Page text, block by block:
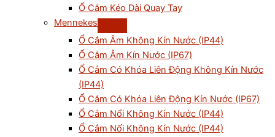
Ổ Cắm Kéo Dài Quay Tay
Mennekes
Ổ Cắm Âm Không Kín Nước (IP44)
Ổ Cắm Âm Kín Nước (IP67)
Ổ Cắm Có Khóa Liên Động Không Kín Nước
(IP44)
Ổ Cắm Có Khóa Liên Động Kín Nước (IP67)
Ổ Cắm Nổi Không Kín Nước (IP44)
Ổ Cắm Nối Không Kín Nước (IP44)